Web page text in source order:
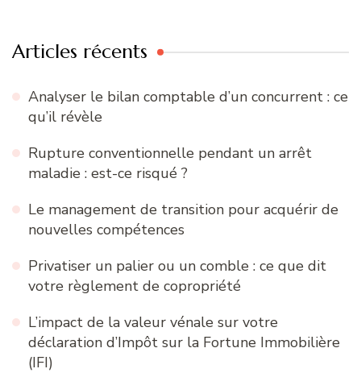
Articles récents
Analyser le bilan comptable d’un concurrent : ce
qu’il révèle
Rupture conventionnelle pendant un arrêt
maladie : est-ce risqué ?
Le management de transition pour acquérir de
nouvelles compétences
Privatiser un palier ou un comble : ce que dit
votre règlement de copropriété
L’impact de la valeur vénale sur votre
déclaration d’Impôt sur la Fortune Immobilière
(IFI)